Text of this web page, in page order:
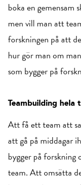
boka en gemensam
men vill man att
forskningen på att
hur gör man om
som bygger på
Teambuilding hela
Att få ett team att
att gå på middagar
bygger på
team. Att omsätta